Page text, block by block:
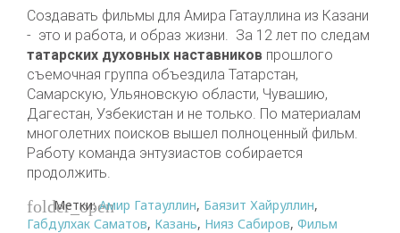
Создавать фильмы для Амира Гатауллина из Казани
- это и работа, и образ жизни. За 12 лет по следам
татарских духовных наставников прошлого
съемочная группа объездила Татарстан,
Самарскую, Ульяновскую области, Чувашию,
Дагестан, Узбекистан и не только. По материалам
многолетних поисков вышел полноценный фильм.
Работу команда энтузиастов собирается
продолжить.
folder_open
Метки:Амир Гатауллин, Баязит Хайруллин,
Габдулхак Саматов, Казань, Нияз Сабиров, Фильм